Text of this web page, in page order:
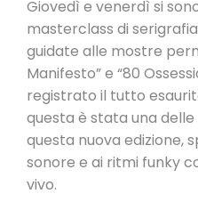
Giovedì e venerdì si
masterclass di
guidate alle mostre
Manifesto” e “80
registrato il tutto
questa è stata una
questa nuova edizione,
sonore e ai ritmi funky
vivo.